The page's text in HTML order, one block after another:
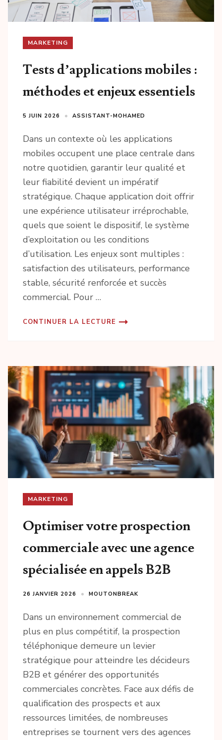
MARKETING
Tests d’applications mobiles :
méthodes et enjeux essentiels
5 JUIN 2026 ASSISTANT-MOHAMED
Dans un contexte où les applications
mobiles occupent une place centrale dans
notre quotidien, garantir leur qualité et
leur fiabilité devient un impératif
stratégique. Chaque application doit offrir
une expérience utilisateur irréprochable,
quels que soient le dispositif, le système
d’exploitation ou les conditions
d’utilisation. Les enjeux sont multiples :
satisfaction des utilisateurs, performance
stable, sécurité renforcée et succès
commercial. Pour …
CONTINUER LA LECTURE
MARKETING
Optimiser votre prospection
commerciale avec une agence
spécialisée en appels B2B
26 JANVIER 2026 MOUTONBREAK
Dans un environnement commercial de
plus en plus compétitif, la prospection
téléphonique demeure un levier
stratégique pour atteindre les décideurs
B2B et générer des opportunités
commerciales concrètes. Face aux défis de
qualification des prospects et aux
ressources limitées, de nombreuses
entreprises se tournent vers des agences